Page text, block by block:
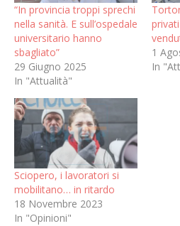
“In provincia troppi sprechi
nella sanità. E sull’ospedale
universitario hanno
sbagliato”
29 Giugno 2025
In "Attualità"
1
In
Sciopero, i lavoratori si
mobilitano… in ritardo
18 Novembre 2023
In "Opinioni"